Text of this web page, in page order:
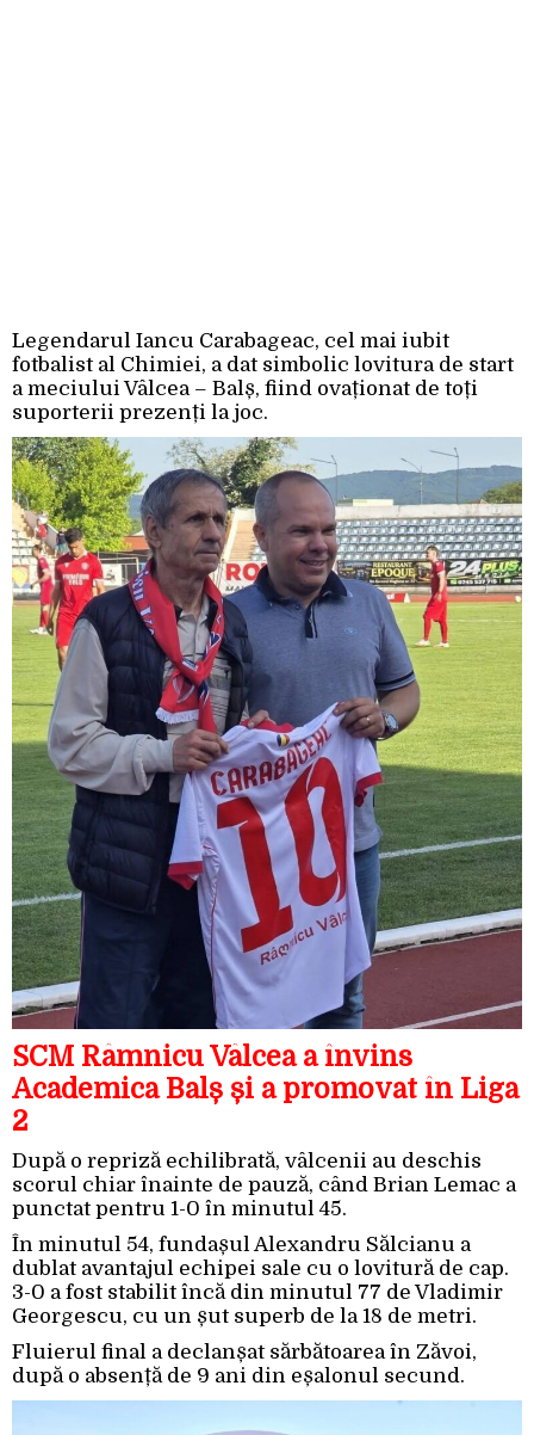
Legendarul Iancu Carabageac, cel mai iubit
fotbalist al Chimiei, a dat simbolic lovitura de start
a meciului Vâlcea – Balș, fiind ovaționat de toți
suporterii prezenți la joc.
SCM Râmnicu Vâlcea a învins
Academica Balș și a promovat în Liga
2
După o repriză echilibrată, vâlcenii au deschis
scorul chiar înainte de pauză, când Brian Lemac a
punctat pentru 1-0 în minutul 45.
În minutul 54, fundașul Alexandru Sălcianu a
dublat avantajul echipei sale cu o lovitură de cap.
3-0 a fost stabilit încă din minutul 77 de Vladimir
Georgescu, cu un șut superb de la 18 de metri.
Fluierul final a declanșat sărbătoarea în Zăvoi,
după o absență de 9 ani din eșalonul secund.